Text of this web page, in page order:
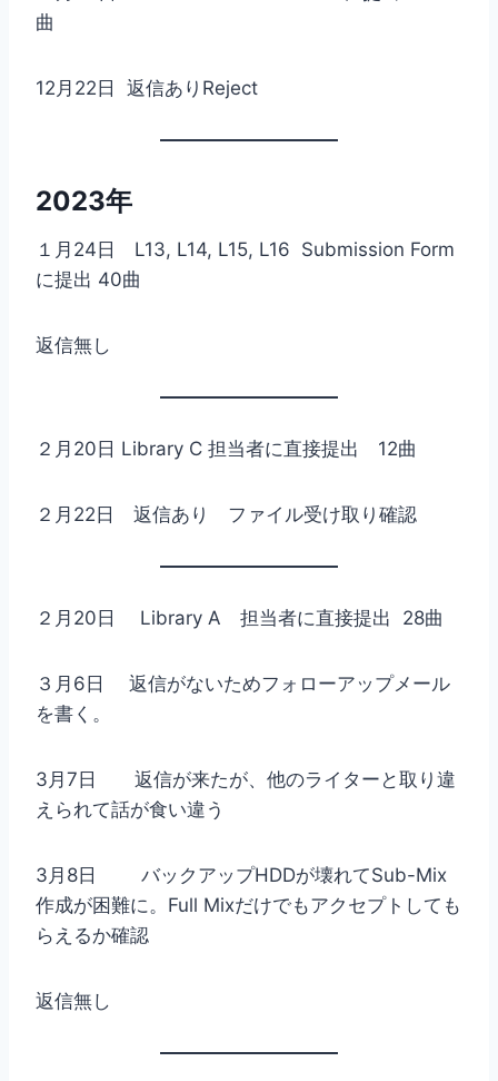
曲
12月22日 返信ありReject
2023年
１月24日 L13, L14, L15, L16 Submission Form
に提出 40曲
返信無し
２月20日 Library C 担当者に直接提出 12曲
２月22日 返信あり ファイル受け取り確認
２月20日 Library A 担当者に直接提出 28曲
３月6日 返信がないためフォローアップメール
を書く。
3月7日 返信が来たが、他のライターと取り違
えられて話が食い違う
3月8日 バックアップHDDが壊れてSub-Mix
作成が困難に。Full Mixだけでもアクセプトしても
らえるか確認
返信無し